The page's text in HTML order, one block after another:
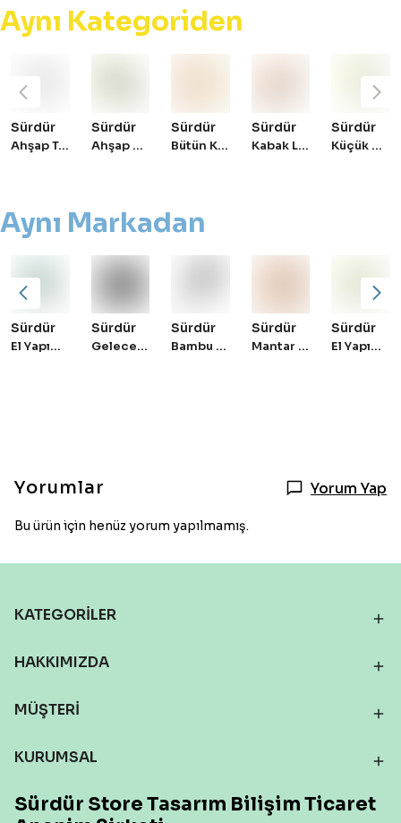
Aynı Kategoriden
Sürdür
Ahşap Temizlik Fırçası Yedek Başlık
Sürdür
Ahşap Mini Mantar Fırça
Sürdür
Bütün Kabak Lifi
Sürdür
Kabak Lifi - Banyo Süngeri
Sürdür
Küçük Ahşap Bulaşık ve Meyve Sebze Fırçası
Aynı Markadan
Sürdür
El Yapımı Seramik Sabunluk - Mavi
Sürdür
Geleceğin Materyalleri - Kurumsal Hediye Seti
Sürdür
Bambu Saç Fırçası
Sürdür
Mantar Derisi Kartlık Cüzdan
Sürdür
El Yapımı Seramik Sabunluk - Krem
Yorumlar Yorum Yap
Bu ürün için henüz yorum yapılmamış.
KATEGORİLER
HAKKIMIZDA
MÜŞTERİ
KURUMSAL
Sürdür Store Tasarım Bilişim Ticaret